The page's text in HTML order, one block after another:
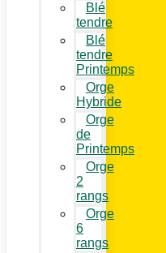
Blé
tendre
Blé
tendre
Printemps
Orge
Hybride
Orge
de
Printemps
Orge
2
rangs
Orge
6
rangs